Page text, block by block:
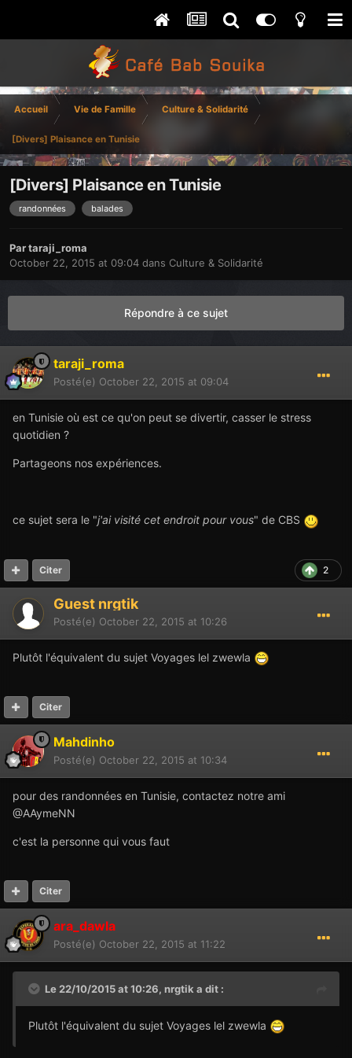
Accueil Vie de Famille Culture & Solidarité
[Divers] Plaisance en Tunisie
[Divers] Plaisance en Tunisie
randonnées balades
Partaraji_roma
October 22, 2015 at 09:04 dans Culture & Solidarité
Répondre à ce sujet
taraji_roma
Posté(e) October 22, 2015 at 09:04
en Tunisie où est ce qu'on peut se divertir, casser le stress
quotidien ?
Partageons nos expériences.
ce sujet sera le "j'ai visité cet endroit pour vous" de CBS
2
Citer
Guest nrgtik
Posté(e) October 22, 2015 at 10:26
Plutôt l'équivalent du sujet Voyages lel zwewla
Citer
Mahdinho
Posté(e) October 22, 2015 at 10:34
pour des randonnées en Tunisie, contactez notre ami
@AAymeNN
c'est la personne qui vous faut
Citer
ara_dawla
Posté(e) October 22, 2015 at 11:22
Le 22/10/2015 at 10:26, nrgtik a dit :
Plutôt l'équivalent du sujet Voyages lel zwewla